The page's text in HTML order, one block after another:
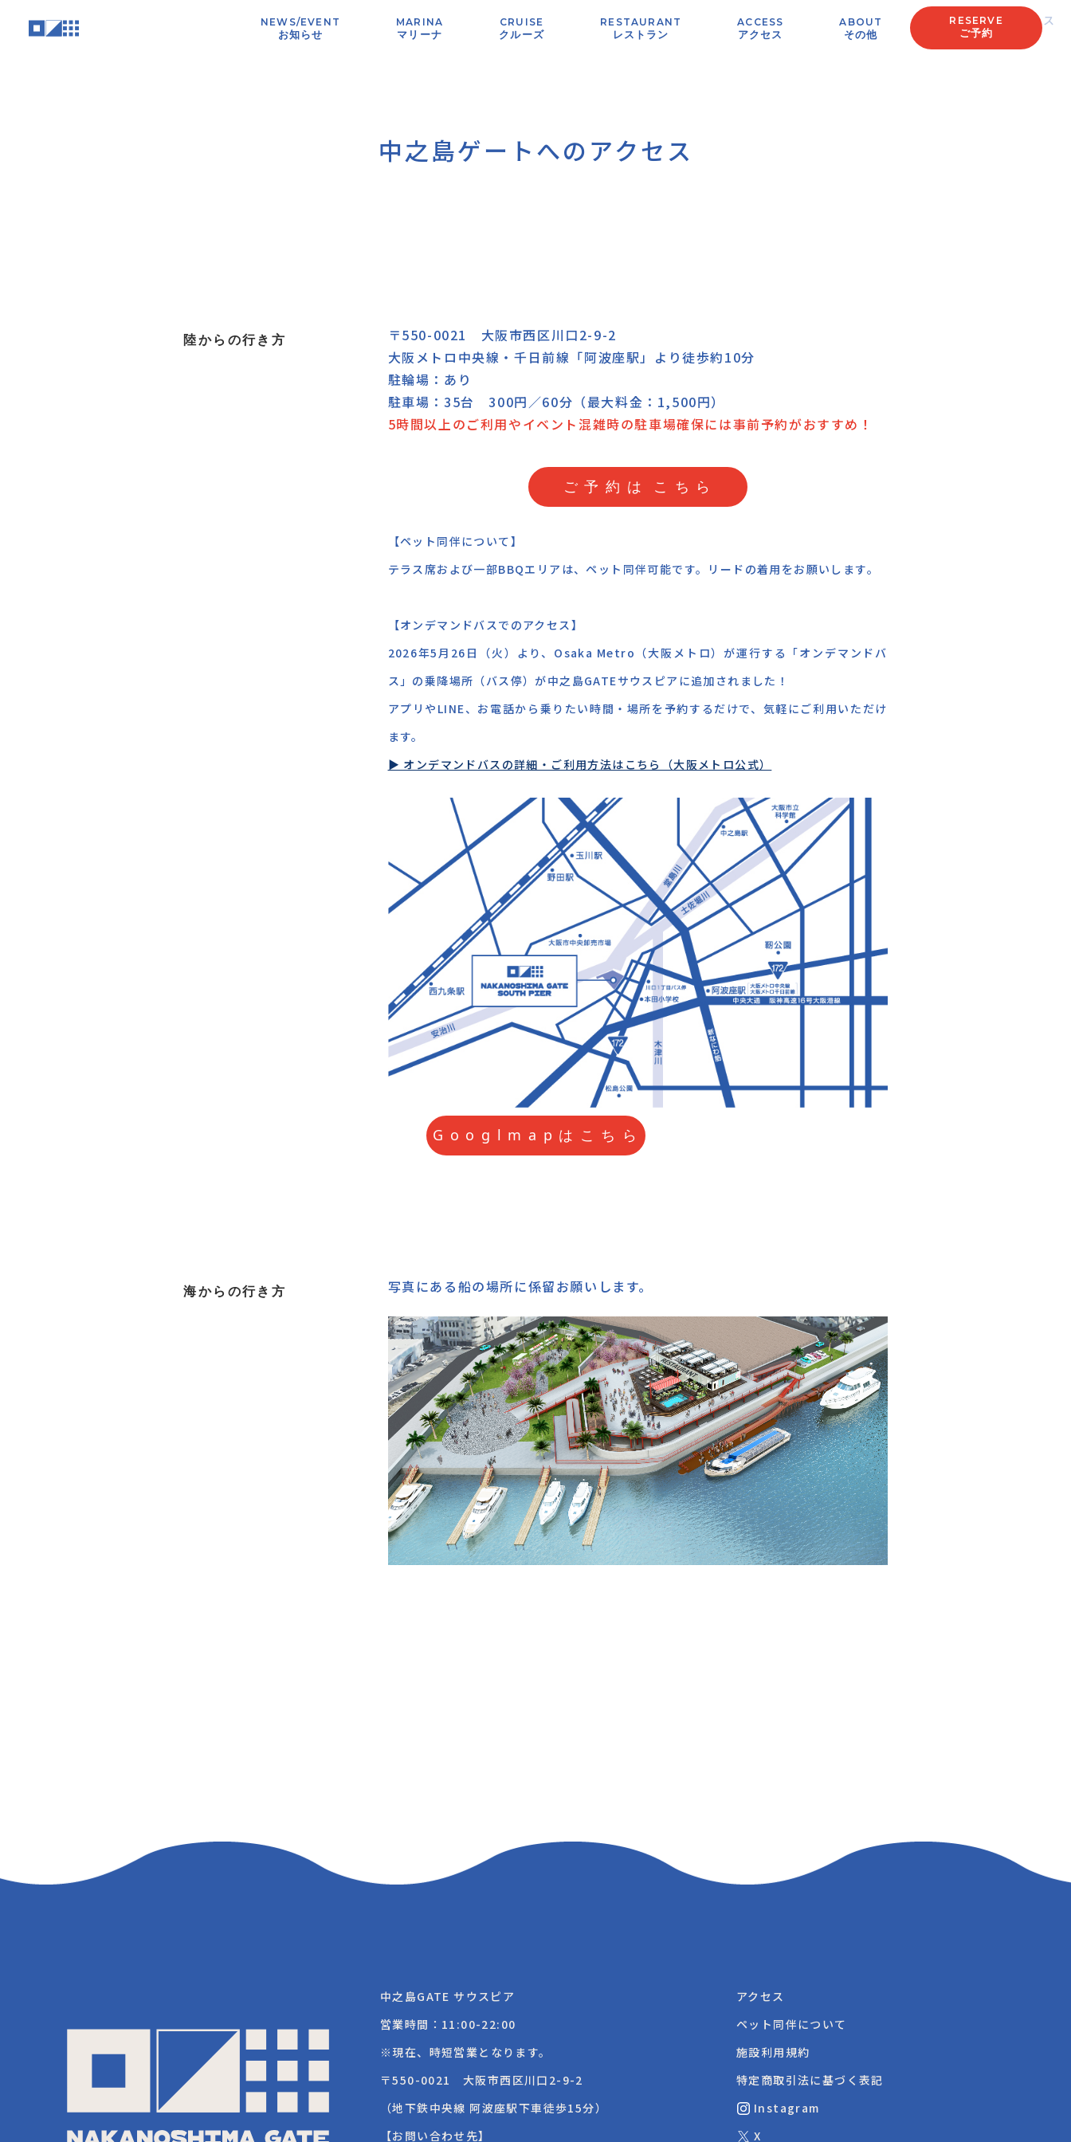
NEWS/EVENT
お知らせ
MARINA
マリーナ
CRUISE
クルーズ
RESTAURANT
レストラン
ACCESS
アクセス
ABOUT
その他
RESERVE
ご予約
TOP アクセス
中之島ゲートへのアクセス
陸からの行き方
〒550-0021 大阪市西区川口2-9-2
大阪メトロ中央線・千日前線「阿波座駅」より徒歩約10分
駐輪場：あり
駐車場：35台 300円／60分（最大料金：1,500円）
5時間以上のご利用やイベント混雑時の駐車場確保には事前予約がおすすめ！
ご 予 約 は こ ち ら
【ペット同伴について】
テラス席および一部BBQエリアは、ペット同伴可能です。リードの着用をお願いします。
【オンデマンドバスでのアクセス】
2026年5月26日（火）より、Osaka Metro（大阪メトロ）が運行する「オンデマンドバ
ス」の乗降場所（バス停）が中之島GATEサウスピアに追加されました！
アプリやLINE、お電話から乗りたい時間・場所を予約するだけで、気軽にご利用いただけ
ます。
▶ オンデマンドバスの詳細・ご利用方法はこちら（大阪メトロ公式）
G o o g l m a p は こ ち ら
海からの行き方 写真にある船の場所に係留お願いします。
中之島GATE サウスピア
営業時間：11:00-22:00
※現在、時短営業となります。
〒550-0021 大阪市西区川口2-9-2
（地下鉄中央線 阿波座駅下車徒歩15分）
【お問い合わせ先】
アクセス
ペット同伴について
施設利用規約
特定商取引法に基づく表記
Instagram
X